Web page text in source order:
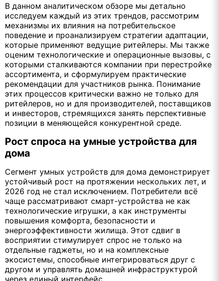
В данном аналитическом обзоре мы детально
исследуем каждый из этих трендов, рассмотрим
механизмы их влияния на потребительское
поведение и проанализируем стратегии адаптации,
которые применяют ведущие ритейлеры. Мы также
оценим технологические и операционные вызовы, с
которыми сталкиваются компании при перестройке
ассортимента, и сформулируем практические
рекомендации для участников рынка. Понимание
этих процессов критически важно не только для
ритейлеров, но и для производителей, поставщиков
и инвесторов, стремящихся занять перспективные
позиции в меняющейся конкурентной среде.
Рост спроса на умные устройства для
дома
Сегмент умных устройств для дома демонстрирует
устойчивый рост на протяжении нескольких лет, и
2026 год не стал исключением. Потребители всё
чаще рассматривают смарт-устройства не как
технологические игрушки, а как инструменты
повышения комфорта, безопасности и
энергоэффективности жилища. Этот сдвиг в
восприятии стимулирует спрос не только на
отдельные гаджеты, но и на комплексные
экосистемы, способные интегрироваться друг с
другом и управлять домашней инфраструктурой